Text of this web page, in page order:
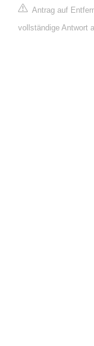
Antrag auf
vollständige Antwort